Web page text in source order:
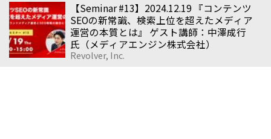
【Seminar #13】2024.12.19 『コンテンツ
SEOの新常識、検索上位を超えたメディア
運営の本質とは』 ゲスト講師：中澤成行
氏（メディアエンジン株式会社）
Revolver, Inc.